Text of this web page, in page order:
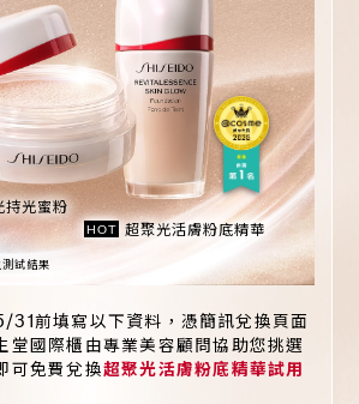
持光蜜粉
HOT 超聚光活膚粉底精華
試結果
前填寫以下資料，憑簡訊兌換頁面
堂國際櫃由專業美容顧問協助您挑選
可免費兌換超聚光活膚粉底精華試用